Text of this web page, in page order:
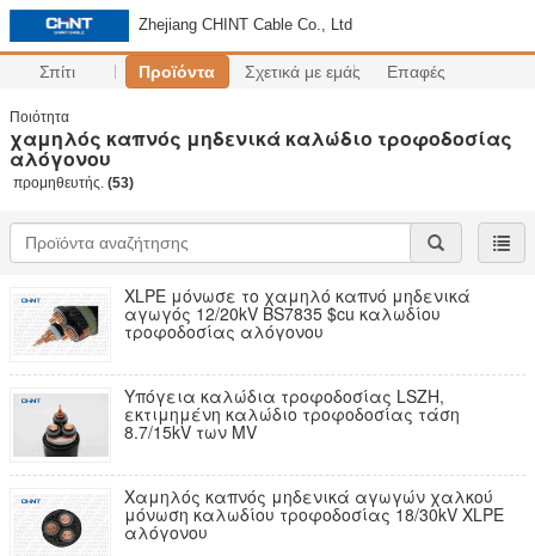
Zhejiang CHINT Cable Co., Ltd
Σπίτι Προϊόντα Σχετικά με εμάς Επαφές
Ποιότητα
χαμηλός καπνός μηδενικά καλώδιο τροφοδοσίας
αλόγονου
προμηθευτής. (53)
XLPE μόνωσε το χαμηλό καπνό μηδενικά
αγωγός 12/20kV BS7835 $cu καλωδίου
τροφοδοσίας αλόγονου
Υπόγεια καλώδια τροφοδοσίας LSZH,
εκτιμημένη καλώδιο τροφοδοσίας τάση
8.7/15kV των MV
Χαμηλός καπνός μηδενικά αγωγών χαλκού
μόνωση καλωδίου τροφοδοσίας 18/30kV XLPE
αλόγονου